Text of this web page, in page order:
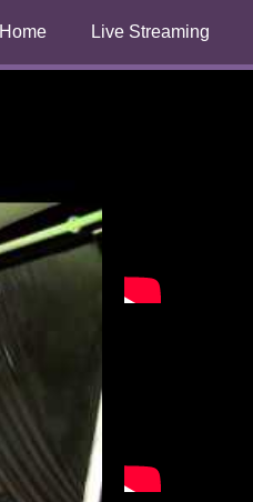
Home Live Streaming